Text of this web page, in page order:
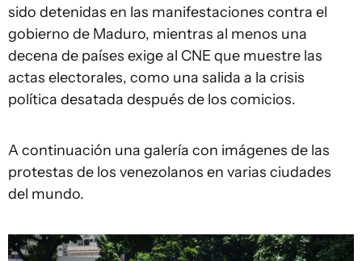
sido detenidas en las manifestaciones contra el
gobierno de Maduro, mientras al menos una
decena de países exige al CNE que muestre las
actas electorales, como una salida a la crisis
política desatada después de los comicios.
A continuación una galería con imágenes de las
protestas de los venezolanos en varias ciudades
del mundo.